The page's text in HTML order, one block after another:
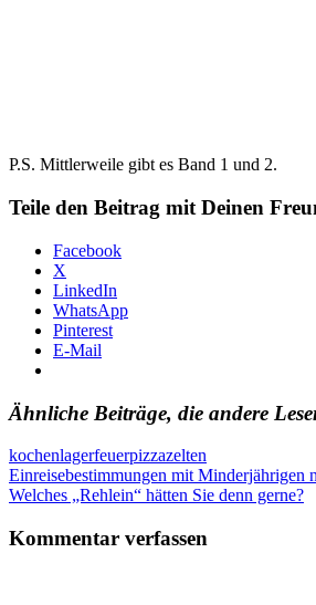
P.S. Mittlerweile gibt es Band 1 und 2.
Teile den Beitrag mit Deinen
Facebook
X
LinkedIn
WhatsApp
Pinterest
E-Mail
Ähnliche Beiträge, die andere
kochenlagerfeuerpizzazelten
Beitragsnavigation
Vorheriger
Beitrag:
Einreisebestimmungen mit Minderjährigen
Nächster
Welches „Rehlein“ hätten Sie denn gerne?
Kommentar verfassen